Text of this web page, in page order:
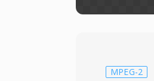
MPEG-2